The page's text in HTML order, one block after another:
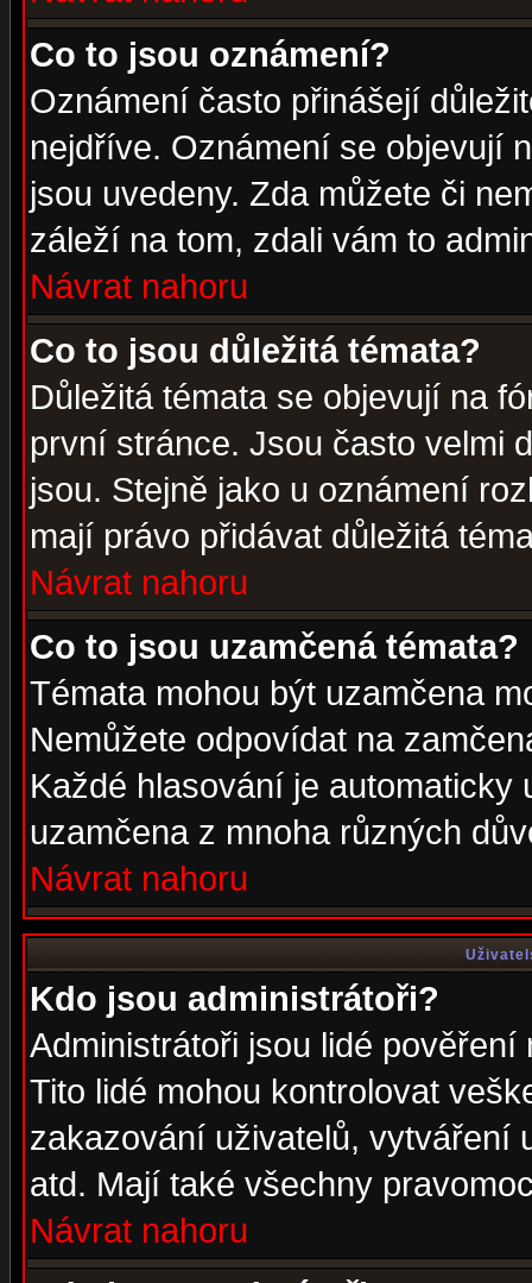
Co to jsou oznámení?
Oznámení často přinášejí
nejdříve. Oznámení se objevují
jsou uvedeny. Zda můžete či
záleží na tom, zdali vám to
Návrat nahoru
Co to jsou důležitá témata?
Důležitá témata se objevují na
první stránce. Jsou často velmi
jsou. Stejně jako u oznámení
mají právo přidávat důležitá
Návrat nahoru
Co to jsou uzamčená témata?
Témata mohou být uzamčena
Nemůžete odpovídat na
Každé hlasování je automaticky
uzamčena z mnoha různých
Návrat nahoru
Kdo jsou administrátoři?
Administrátoři jsou lidé
Tito lidé mohou kontrolovat
zakazování uživatelů, vytváření
atd. Mají také všechny
Návrat nahoru